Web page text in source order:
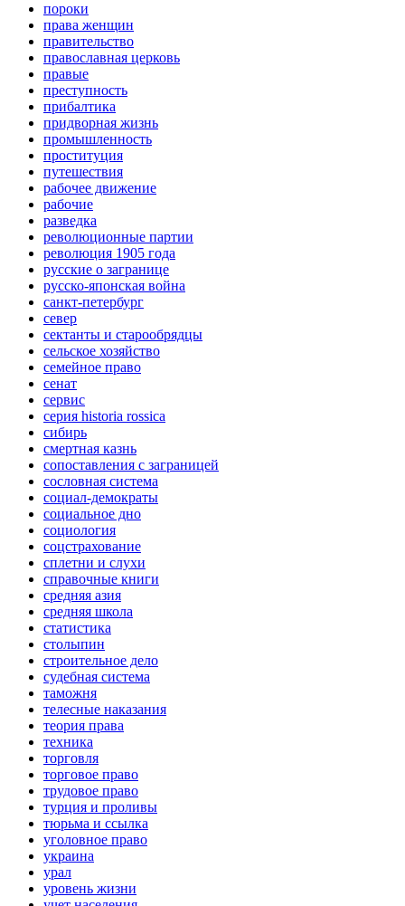
пороки
права женщин
правительство
православная церковь
правые
преступность
прибалтика
придворная жизнь
промышленность
проституция
путешествия
рабочее движение
рабочие
разведка
революционные партии
революция 1905 года
русские о загранице
русско-японская война
санкт-петербург
север
сектанты и старообрядцы
сельское хозяйство
семейное право
сенат
сервис
серия historia rossica
сибирь
смертная казнь
сопоставления с заграницей
сословная система
социал-демократы
социальное дно
социология
соцстрахование
сплетни и слухи
справочные книги
средняя азия
средняя школа
статистика
столыпин
строительное дело
судебная система
таможня
телесные наказания
теория права
техника
торговля
торговое право
трудовое право
турция и проливы
тюрьма и ссылка
уголовное право
украина
урал
уровень жизни